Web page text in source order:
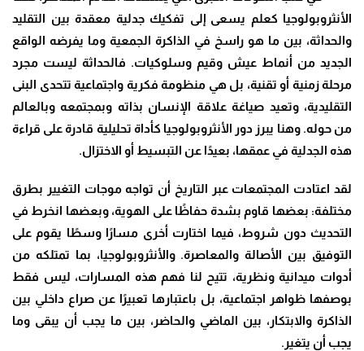
الأنثروبولوجيا كعلم يسعى إلى تفكيك جدلية معقدة بين التقليد
والحداثة، بين ما هو راسخ في الذاكرة الجمعية وما يفرضه الواقع
الجديد من أنماط عيش وقيم وسلوكيات. فالحداثة ليست مجرد
مرحلة زمنية أو تقنية، بل هي منظومة فكرية واجتماعية تتحدى البنى
التقليدية، وتعيد صياغة علاقة الإنسان بذاته وبمجتمعه وبالعالم
من حوله. وهنا يبرز دور الأنثروبولوجيا كأداة تحليلية قادرة على قراءة
هذه الجدلية في عمقها، بعيدًا عن التبسيط أو الاختزال.
لقد اعتادت المجتمعات عبر التاريخ أن تواجه موجات التغيير بطرق
مختلفة: بعضها قاوم بشدة حفاظًا على الهوية، وبعضها انخرط في
التحديث دون شروط، فيما اختارت أخرى مسارًا وسطًا يقوم على
التوفيق بين الأصالة والمعاصرة. والأنثروبولوجيا، بما تمتلكه من
أدوات ميدانية ونظرية، تتيح لنا فهم هذه المسارات، ليس فقط
بوصفها ظواهر اجتماعية، بل باعتبارها تعبيرًا عن صراع داخلي بين
الذاكرة والابتكار، بين الماضي والحاضر، بين ما يجب أن يبقى وما
يجب أن يتغير .